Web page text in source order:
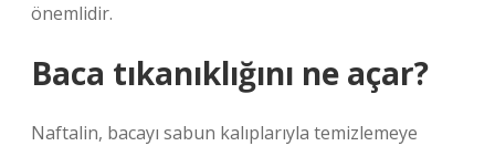
önemlidir.
Baca tıkanıklığını ne açar?
Naftalin, bacayı sabun kalıplarıyla temizlemeye